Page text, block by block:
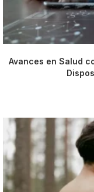
Avances en Salud